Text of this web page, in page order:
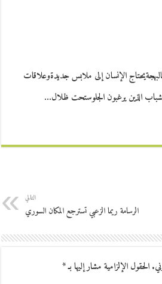
الإنسان إلى ملابس جديدةوعلاقات
الذين يرغبون الجلوستحت ظلال…
التالي
الرسامة ريما الزعبي تسترجع المكان السوري
الحقول الإلزامية مشار إليها بـ*